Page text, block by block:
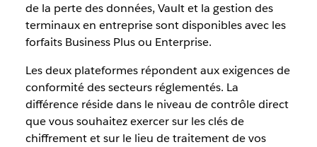
de la perte des données, Vault et la gestion des
terminaux en entreprise sont disponibles avec les
forfaits Business Plus ou Enterprise.
Les deux plateformes répondent aux exigences de
conformité des secteurs réglementés. La
différence réside dans le niveau de contrôle direct
que vous souhaitez exercer sur les clés de
chiffrement et sur le lieu de traitement de vos